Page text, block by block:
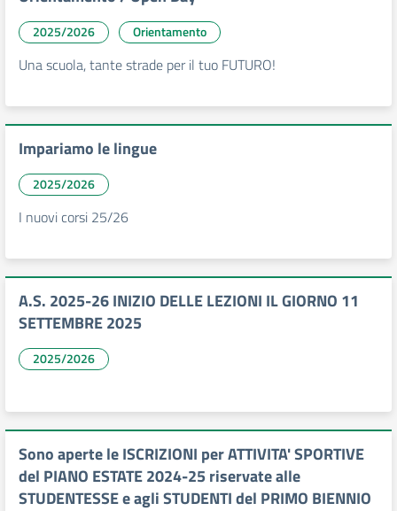
2025/2026 Orientamento
Una scuola, tante strade per il tuo FUTURO!
Impariamo le lingue
2025/2026
I nuovi corsi 25/26
A.S. 2025-26 INIZIO DELLE LEZIONI IL GIORNO 11
SETTEMBRE 2025
2025/2026
Sono aperte le ISCRIZIONI per ATTIVITA' SPORTIVE
del PIANO ESTATE 2024-25 riservate alle
STUDENTESSE e agli STUDENTI del PRIMO BIENNIO